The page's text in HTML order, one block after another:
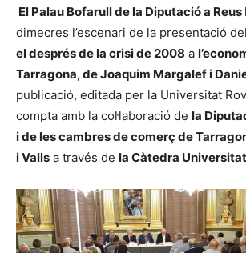
El Palau Bofarull de la Diputació a Reus
dimecres l’escenari de la presentació
el després de la crisi de 2008 a
Tarragona, de Joaquim Margalef i
publicació, editada per la Universitat
compta amb la col·laboració de la
i de les cambres de comerç de
i Valls a través de la Càtedra